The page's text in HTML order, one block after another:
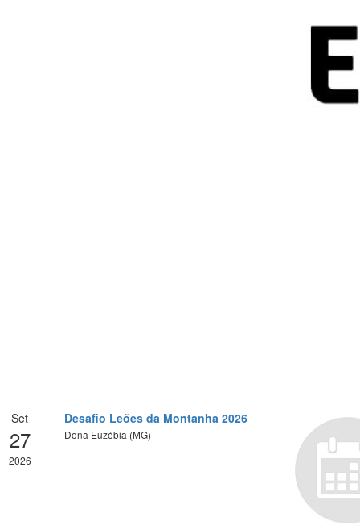
Set
27
2026
Desafio Leões da Montanha 2026
Dona Euzébia (MG)